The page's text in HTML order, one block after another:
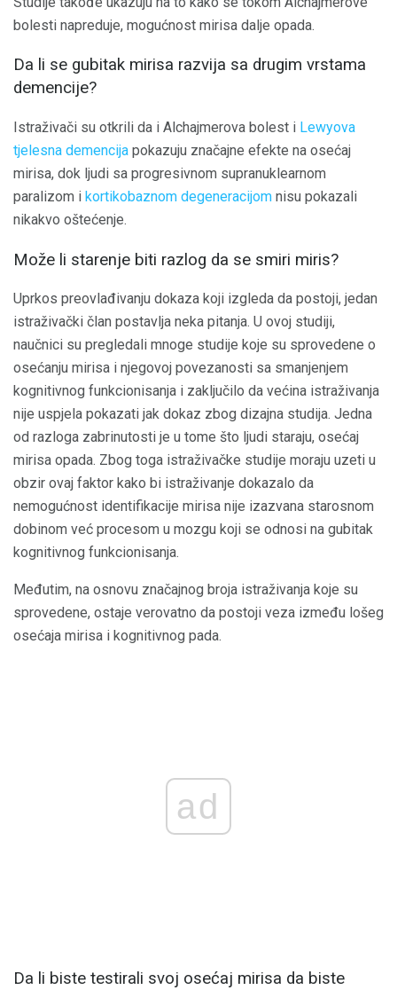
bolesti napreduje, mogućnost mirisa dalje opada.
Da li se gubitak mirisa razvija sa drugim vrstama
demencije?
Istraživači su otkrili da i Alchajmerova bolest i Lewyova
tjelesna demencija pokazuju značajne efekte na osećaj
mirisa, dok ljudi sa progresivnom supranuklearnom
paralizom i kortikobaznom degeneracijom nisu pokazali
nikakvo oštećenje.
Može li starenje biti razlog da se smiri miris?
Uprkos preovlađivanju dokaza koji izgleda da postoji, jedan
istraživački član postavlja neka pitanja. U ovoj studiji,
naučnici su pregledali mnoge studije koje su sprovedene o
osećanju mirisa i njegovoj povezanosti sa smanjenjem
kognitivnog funkcionisanja i zaključilo da većina istraživanja
nije uspjela pokazati jak dokaz zbog dizajna studija. Jedna
od razloga zabrinutosti je u tome što ljudi staraju, osećaj
mirisa opada. Zbog toga istraživačke studije moraju uzeti u
obzir ovaj faktor kako bi istraživanje dokazalo da
nemogućnost identifikacije mirisa nije izazvana starosnom
dobinom već procesom u mozgu koji se odnosi na gubitak
kognitivnog funkcionisanja.
Međutim, na osnovu značajnog broja istraživanja koje su
sprovedene, ostaje verovatno da postoji veza između lošeg
osećaja mirisa i kognitivnog pada.
ad
Da li biste testirali svoj osećaj mirisa da biste